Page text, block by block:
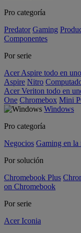
Pro categoría
Predator Gaming
Componentes
Por serie
Acer Aspire todo en uno
Aspire Nitro
Acer Veriton todo en
One Chromebox Mini
Windows
Pro categoría
Negocios Gaming en la
Por solución
Chromebook Plus
on Chromebook
Por serie
Acer Iconia